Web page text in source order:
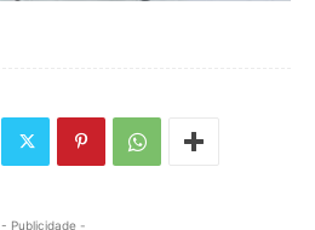
- Publicidade -